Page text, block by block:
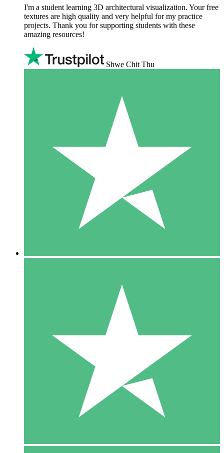
I'm a student learning 3D architectural visualization. Your free
textures are high quality and very helpful for my practice
projects. Thank you for supporting students with these
amazing resources!
Shwe Chit Thu